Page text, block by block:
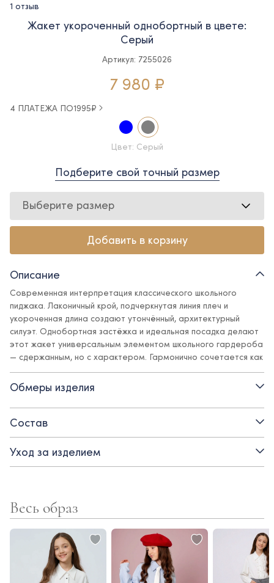
1 отзыв
Жакет укороченный однобортный в цвете:
Серый
Артикул: 7255026
7 980 ₽
4 ПЛАТЕЖА ПО1995₽
Цвет: Серый
Подберите свой точный размер
Выберите размер
Добавить в корзину
Описание
Современная интерпретация классического школьного
пиджака. Лаконичный крой, подчеркнутая линия плеч и
укороченная длина создают утончённый, архитектурный
силуэт. Однобортная застёжка и идеальная посадка делают
этот жакет универсальным элементом школьного гардероба
— сдержанным, но с характером. Гармонично сочетается как
с брюками, так и с юбками из коллекции.
Детали:
- застежка на пуговицу
- подкладка - поливискоза
Обмеры изделия
Состав
Уход за изделием
Весь образ